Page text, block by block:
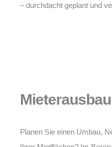
– durchdacht geplant und
Mieterausbau
Planen Sie einen Umbau,